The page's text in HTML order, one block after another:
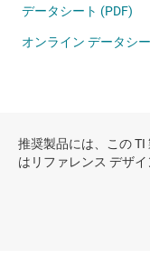
推奨製品には、この
はリファレンス デザ